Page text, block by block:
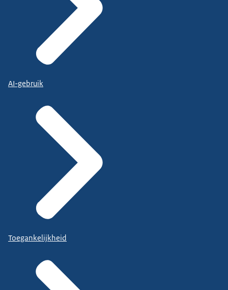
AI-gebruik
Toegankelijkheid